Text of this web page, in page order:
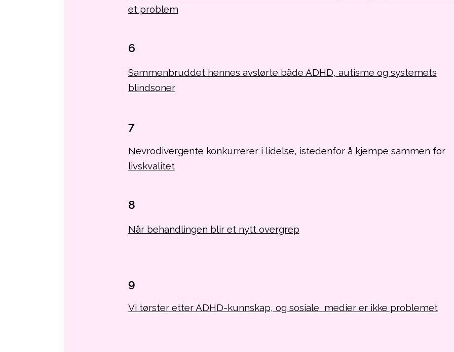
et problem
6
Sammenbruddet hennes avslørte både ADHD, autisme og systemets
blindsoner
7
Nevrodivergente konkurrerer i lidelse, istedenfor å kjempe sammen for
livskvalitet
8
Når behandlingen blir et nytt overgrep
9
Vi tørster etter ADHD-kunnskap, og sosiale medier er ikke problemet